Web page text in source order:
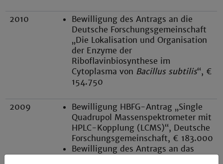
2010
Bewilligung des Antrags an die
Deutsche Forschungsgemeinschaft
„Die Lokalisation und Organisation
der Enzyme der
Riboflavinbiosynthese im
Cytoplasma von Bacillus subtilis“, €
154.750
2009
Bewilligung HBFG-Antrag „Single
Quadrupol Massenspektrometer mit
HPLC-Kopplung (LCMS)“, Deutsche
Forschungsgemeinschaft, € 183.000
Bewilligung des Antrags an das